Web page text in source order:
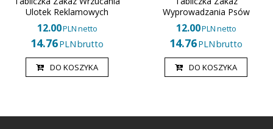
Ulotek Reklamowych
12.00PLNnetto
14.76PLNbrutto
DO KOSZYKA
Wyprowadzania Psów
12.00PLNnetto
14.76PLNbrutto
DO KOSZYKA